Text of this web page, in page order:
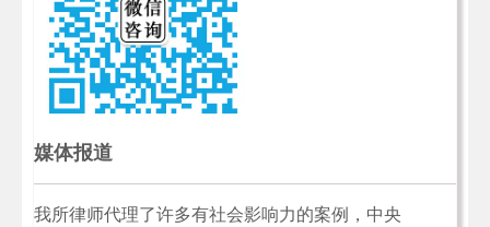
媒体报道
我所律师代理了许多有社会影响力的案例，中央